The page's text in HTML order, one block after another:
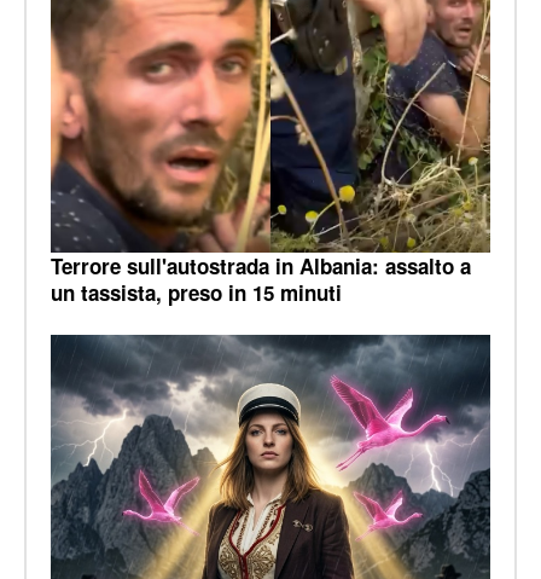
Terrore sull'autostrada in Albania: assalto a
un tassista, preso in 15 minuti